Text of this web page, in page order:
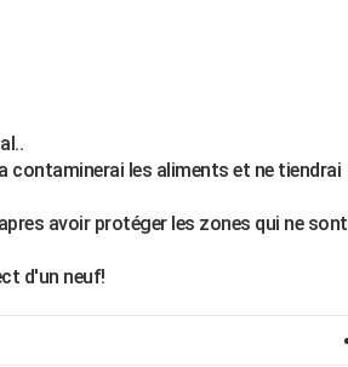
contaminerai les aliments et ne tiendrai
avoir protéger les zones qui ne sont
d'un neuf!